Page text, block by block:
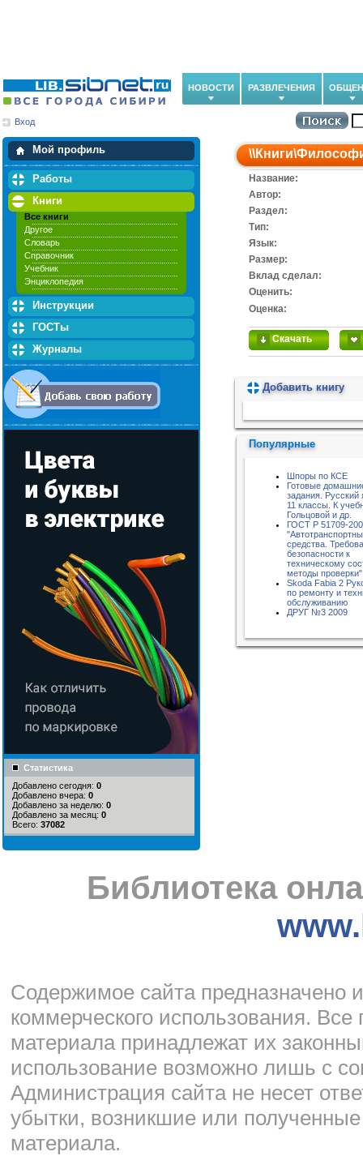
НОВОСТИ РАЗВЛЕЧЕНИЯ
Вход
Мой профиль
Мои закладки
Работы
Книги
Все книги
Другое
Словарь
Справочник
Учебник
Энциклопедия
Инструкции
ГОСТы
Журналы
Статистика
Добавлено сегодня: 0
Добавлено вчера: 0
Добавлено за неделю: 0
Добавлено за месяц: 0
Всего: 37082
\\Книги\
Название:
Автор:
Раздел:
Тип:
Язык:
Размер:
Вклад сделал:
Оценить:
Оценка:
Скачать
Добавить книгу
Популярные
Шпоры по КСЕ
Готовые
задания. Русский
11 классы. К
Гольцовой и др.
ГОСТ Р 51709-
средства.
безопасности к
техническому
методы проверки"
Skoda Fabia 2
по ремонту и
обслуживанию
ДРУГ №3 2009
Библиотека
Cодержимое сайта предназначено
коммерческого использования.
материала принадлежат их
использование возможно лишь с
Администрация сайта не несет
убытки, возникшие или
материала.